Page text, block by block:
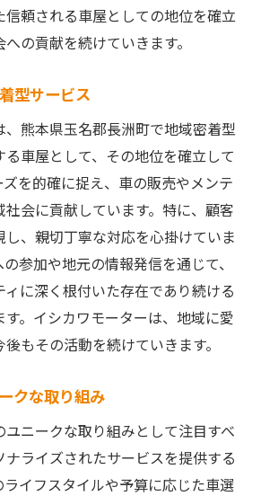
信頼される車屋としての地位を確立
の貢献を続けていきます。
型サービス
、熊本県玉名郡長洲町で地域密着型
車屋として、その地位を確立して
を的確に捉え、車の販売やメンテ
会に貢献しています。特に、顧客
し、親切丁寧な対応を心掛けていま
参加や地元の情報発信を通じて、
に深く根付いた存在であり続ける
す。イシカワモーターは、地域に愛
もその活動を続けていきます。
クな取り組み
ニークな取り組みとして注目すべ
ナライズされたサービスを提供する
ライフスタイルや予算に応じた車選